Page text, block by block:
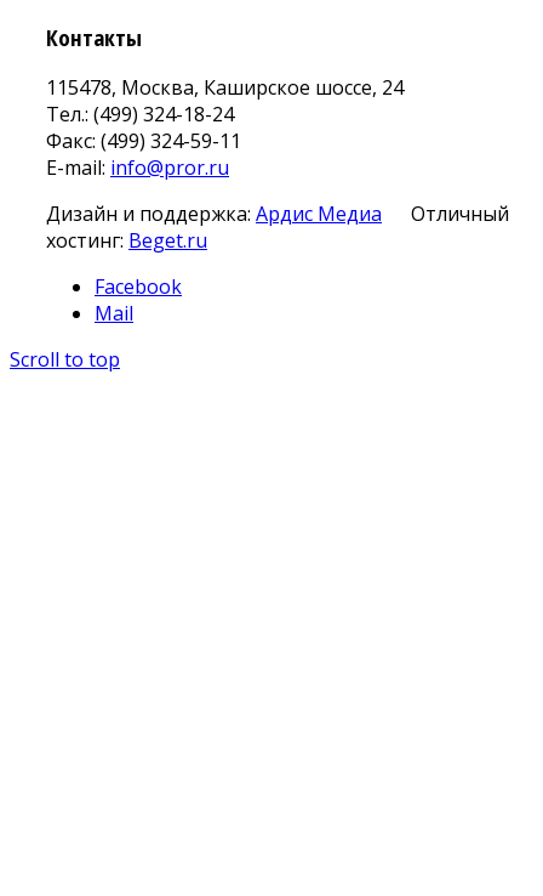
Контакты
115478, Москва, Каширское шоссе, 24
Тел.: (499) 324-18-24
Факс: (499) 324-59-11
E-mail: info@pror.ru
Дизайн и поддержка: Ардис Медиа
Отличный
хостинг: Beget.ru
Facebook
Mail
Scroll to top